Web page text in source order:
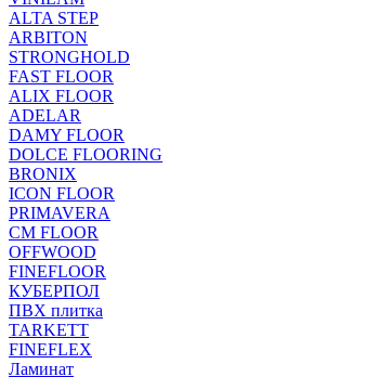
ALTA STEP
ARBITON
STRONGHOLD
FAST FLOOR
ALIX FLOOR
ADELAR
DAMY FLOOR
DOLCE FLOORING
BRONIX
ICON FLOOR
PRIMAVERA
CM FLOOR
OFFWOOD
FINEFLOOR
КУБЕРПОЛ
ПВХ плитка
TARKETT
FINEFLEX
Ламинат